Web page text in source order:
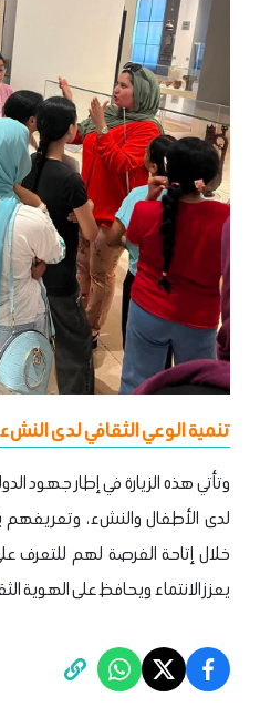
تنمية الوعي الثقافي لدى النشء
وتأتي هذه الزيارة في إطار جهود
لدى الأطفال والنشء، وتعريفهم
خلال إتاحة الفرصة لهم للتعرف
يعزز الانتماء ويحافظ على الهوية